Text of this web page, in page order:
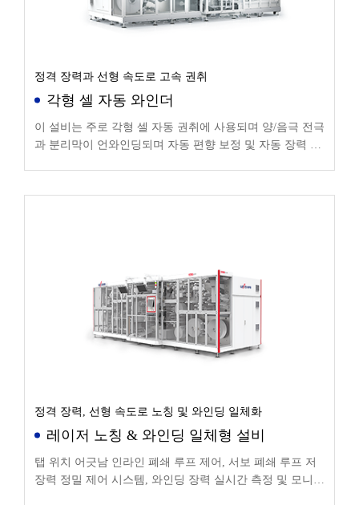
정격 장력과 선형 속도로 고속 권취
각형 셀 자동 와인더
이 설비는 주로 각형 셀 자동 권취에 사용되며 양/음극 전극
과 분리막이 언와인딩되며 자동 편향 보정 및 자동 장력 제
정격 장력, 선형 속도로 노칭 및 와인딩 일체화
레이저 노칭 & 와인딩 일체형 설비
탭 위치 어긋남 인라인 폐쇄 루프 제어, 서보 폐쇄 루프 저
장력 정밀 제어 시스템, 와인딩 장력 실시간 측정 및 모니터